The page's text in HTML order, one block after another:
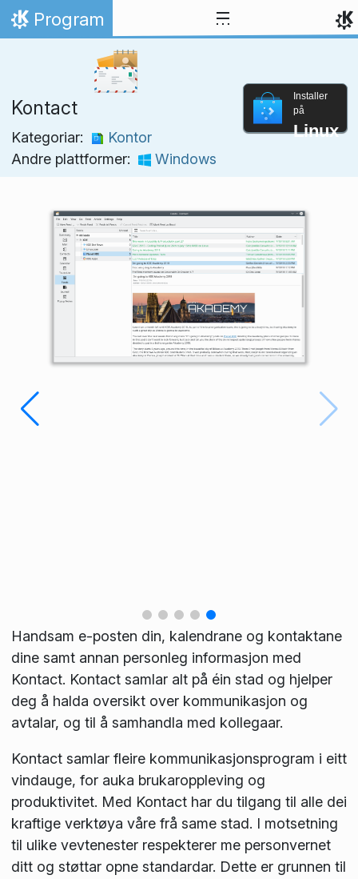
Hopp til innhaldet
Heim
Program
Kontact
Kategoriar:
Kontor
Andre plattformer:
Windows
Installer
på
Linux
Handsam e-posten din, kalendrane og kontaktane
dine samt annan personleg informasjon med
Kontact. Kontact samlar alt på éin stad og hjelper
deg å halda oversikt over kommunikasjon og
avtalar, og til å samhandla med kollegaar.
Kontact samlar fleire kommunikasjons­program i eitt
vindauge, for auka brukar­oppleving og
produktivitet. Med Kontact har du tilgang til alle dei
kraftige verktøya våre frå same stad. I motsetning
til ulike vevtenester respekterer me personvernet
ditt og støttar opne standardar. Dette er grunnen til